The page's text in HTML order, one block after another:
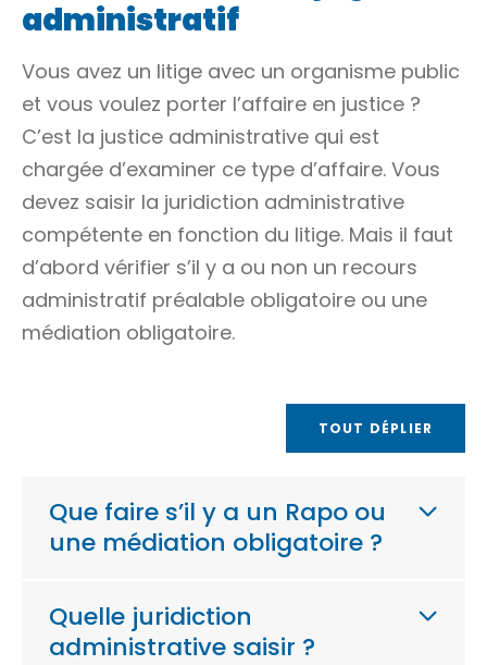
administratif
Vous avez un litige avec un organisme public
et vous voulez porter l’affaire en justice ?
C’est la justice administrative qui est
chargée d’examiner ce type d’affaire. Vous
devez saisir la juridiction administrative
compétente en fonction du litige. Mais il faut
d’abord vérifier s’il y a ou non un recours
administratif préalable obligatoire ou une
médiation obligatoire.
TOUT DÉPLIER
Que faire s’il y a un Rapo ou
une médiation obligatoire ?
Quelle juridiction
administrative saisir ?